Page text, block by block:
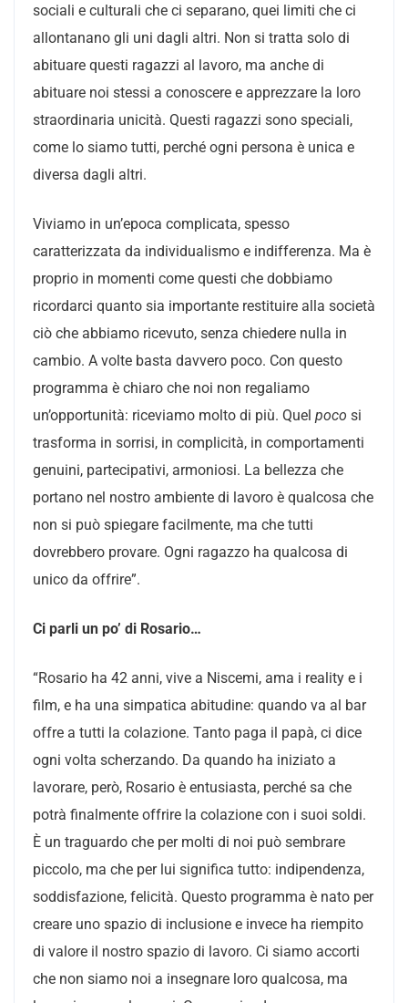
sociali e culturali che ci separano, quei limiti che ci
allontanano gli uni dagli altri. Non si tratta solo di
abituare questi ragazzi al lavoro, ma anche di
abituare noi stessi a conoscere e apprezzare la loro
straordinaria unicità. Questi ragazzi sono speciali,
come lo siamo tutti, perché ogni persona è unica e
diversa dagli altri.
Viviamo in un’epoca complicata, spesso
caratterizzata da individualismo e indifferenza. Ma è
proprio in momenti come questi che dobbiamo
ricordarci quanto sia importante restituire alla società
ciò che abbiamo ricevuto, senza chiedere nulla in
cambio. A volte basta davvero poco. Con questo
programma è chiaro che noi non regaliamo
un’opportunità: riceviamo molto di più. Quel poco si
trasforma in sorrisi, in complicità, in comportamenti
genuini, partecipativi, armoniosi. La bellezza che
portano nel nostro ambiente di lavoro è qualcosa che
non si può spiegare facilmente, ma che tutti
dovrebbero provare. Ogni ragazzo ha qualcosa di
unico da offrire”.
Ci parli un po’ di Rosario…
“Rosario ha 42 anni, vive a Niscemi, ama i reality e i
film, e ha una simpatica abitudine: quando va al bar
offre a tutti la colazione. Tanto paga il papà, ci dice
ogni volta scherzando. Da quando ha iniziato a
lavorare, però, Rosario è entusiasta, perché sa che
potrà finalmente offrire la colazione con i suoi soldi.
È un traguardo che per molti di noi può sembrare
piccolo, ma che per lui significa tutto: indipendenza,
soddisfazione, felicità. Questo programma è nato per
creare uno spazio di inclusione e invece ha riempito
di valore il nostro spazio di lavoro. Ci siamo accorti
che non siamo noi a insegnare loro qualcosa, ma